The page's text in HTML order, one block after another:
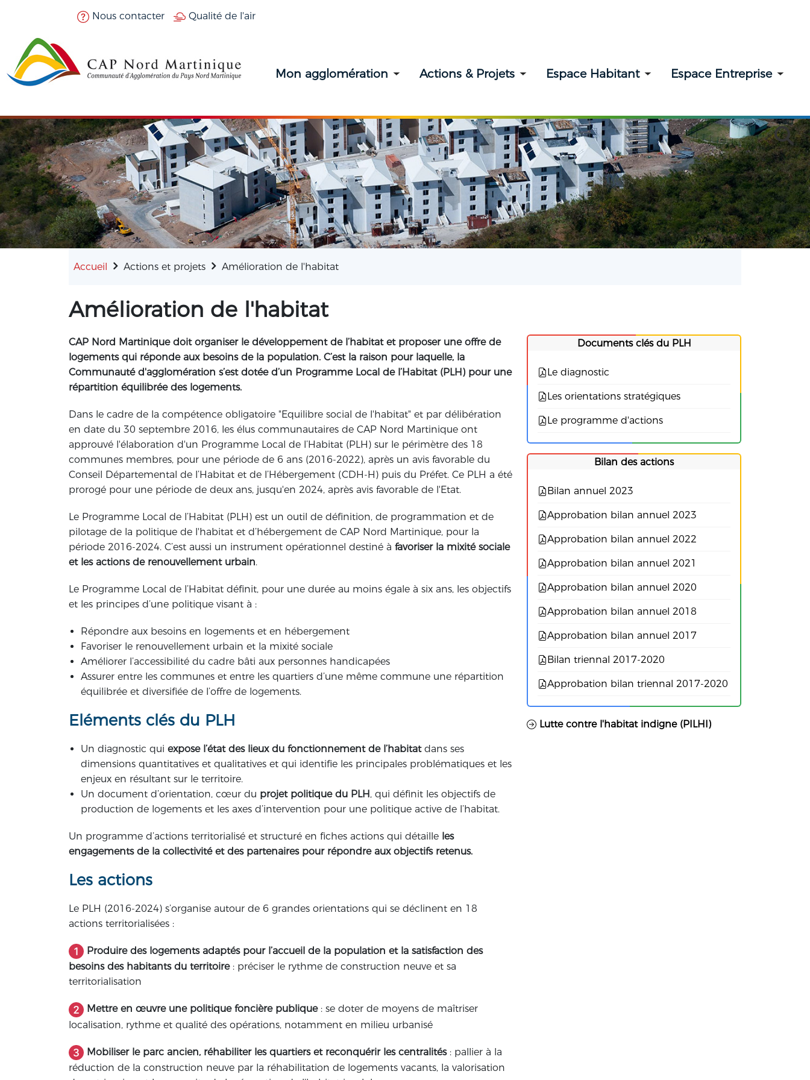
Nous contacter Qualité de l'air
Mon agglomération Toggle submenu
Actions & Projets Toggle submenu
Espace Habitant Toggle submenu
Espace Entreprise
Accueil Actions et projets Amélioration de l'habitat
Amélioration de l'habitat
CAP Nord Martinique doit organiser le développement de l’habitat et proposer une offre de
logements qui réponde aux besoins de la population. C’est la raison pour laquelle, la
Communauté d'agglomération s’est dotée d’un Programme Local de l’Habitat (PLH) pour une
répartition équilibrée des logements.
Dans le cadre de la compétence obligatoire "Equilibre social de l'habitat" et par délibération
en date du 30 septembre 2016, les élus communautaires de CAP Nord Martinique ont
approuvé l'élaboration d'un Programme Local de l’Habitat (PLH) sur le périmètre des 18
communes membres, pour une période de 6 ans (2016-2022), après un avis favorable du
Conseil Départemental de l’Habitat et de l’Hébergement (CDH-H) puis du Préfet. Ce PLH a été
prorogé pour une période de deux ans, jusqu'en 2024, après avis favorable de l'Etat.
Le Programme Local de l’Habitat (PLH) est un outil de définition, de programmation et de
pilotage de la politique de l'habitat et d’hébergement de CAP Nord Martinique, pour la
période 2016-2024. C’est aussi un instrument opérationnel destiné à favoriser la mixité sociale
et les actions de renouvellement urbain.
Le Programme Local de l’Habitat définit, pour une durée au moins égale à six ans, les objectifs
et les principes d’une politique visant à :
Répondre aux besoins en logements et en hébergement
Favoriser le renouvellement urbain et la mixité sociale
Améliorer l’accessibilité du cadre bâti aux personnes handicapées
Assurer entre les communes et entre les quartiers d’une même commune une répartition
équilibrée et diversifiée de l’offre de logements.
Eléments clés du PLH
Un diagnostic qui expose l’état des lieux du fonctionnement de l’habitatdans ses
dimensions quantitatives et qualitatives et qui identifie les principales problématiques et les
enjeux en résultant sur le territoire.
Un document d’orientation, cœur du projet politique du PLH, qui définit les objectifs de
production de logements et les axes d’intervention pour une politique active de l’habitat.
Un programme d’actions territorialisé et structuré en fiches actions qui détaille les
engagements de la collectivité et des partenaires pour répondre aux objectifs retenus.
Les actions
Le PLH (2016-2024) s’organise autour de 6 grandes orientations qui se déclinent en 18
actions territorialisées :
Produire des logements adaptés pour l’accueil de la population et la satisfaction des
besoins des habitants du territoire : préciser le rythme de construction neuve et sa
territorialisation
Mettre en œuvre une politique foncière publique: se doter de moyens de maîtriser
localisation, rythme et qualité des opérations, notamment en milieu urbanisé
Mobiliser le parc ancien, réhabiliter les quartiers et reconquérir les centralités: pallier à la
réduction de la construction neuve par la réhabilitation de logements vacants, la valorisation
Documents clés du PLH
Le diagnostic
Les orientations stratégiques
Le programme d'actions
Bilan des actions
Bilan annuel 2023
Approbation bilan annuel 2023
Approbation bilan annuel 2022
Approbation bilan annuel 2021
Approbation bilan annuel 2020
Approbation bilan annuel 2018
Approbation bilan annuel 2017
Bilan triennal 2017-2020
Approbation bilan triennal 2017-2020
Lutte contre l'habitat indigne (PILHI)